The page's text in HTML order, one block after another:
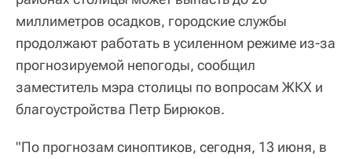
миллиметров осадков, городские службы
продолжают работать в усиленном режиме из-за
прогнозируемой непогоды, сообщил
заместитель мэра столицы по вопросам ЖКХ и
благоустройства Петр Бирюков.
"По прогнозам синоптиков, сегодня, 13 июня, в